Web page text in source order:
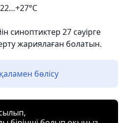
синоптиктер 27 сәуірге
жариялаған болатын.
бөлісу